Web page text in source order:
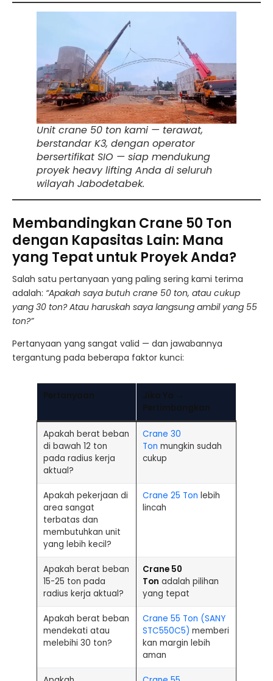
Unit crane 50 ton kami — terawat,
berstandar K3, dengan operator
bersertifikat SIO — siap mendukung
proyek heavy lifting Anda di seluruh
wilayah Jabodetabek.
Membandingkan Crane 50 Ton
dengan Kapasitas Lain: Mana
yang Tepat untuk Proyek Anda?
Salah satu pertanyaan yang paling sering kami terima
adalah: “Apakah saya butuh crane 50 ton, atau cukup
yang 30 ton? Atau haruskah saya langsung ambil yang 55
ton?”
Pertanyaan yang sangat valid — dan jawabannya
tergantung pada beberapa faktor kunci:
Pertanyaan
Jika Ya →
Pertimbangkan
Apakah berat beban
di bawah 12 ton
pada radius kerja
aktual?
Crane 30
Ton mungkin sudah
cukup
Apakah pekerjaan di
area sangat
terbatas dan
membutuhkan unit
yang lebih kecil?
Crane 25 Ton lebih
lincah
Apakah berat beban
15-25 ton pada
radius kerja aktual?
Crane 50
Ton adalah pilihan
yang tepat
Apakah berat beban
mendekati atau
melebihi 30 ton?
Crane 55 Ton (SANY
STC550C5) memberi
kan margin lebih
aman